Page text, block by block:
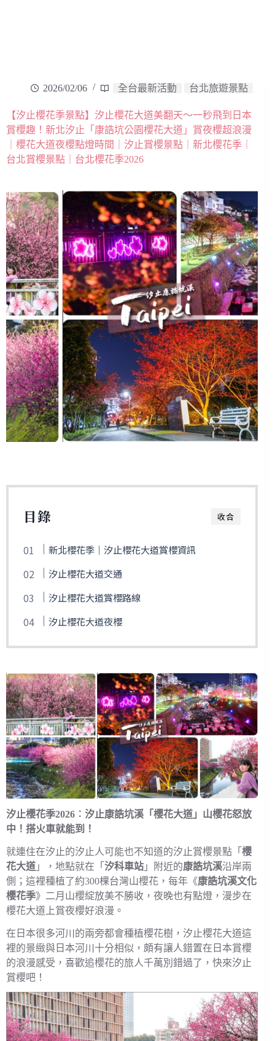
2026/02/06 全台最新活動 台北旅遊景點
【汐止櫻花季景點】汐止櫻花大道美翻天～一秒飛到日本
賞櫻趣！新北汐止「康誥坑公園櫻花大道」賞夜櫻超浪漫
｜櫻花大道夜櫻點燈時間｜汐止賞櫻景點｜新北櫻花季｜
台北賞櫻景點｜台北櫻花季2026
收合
目錄
新北櫻花季｜汐止櫻花大道賞櫻資訊
汐止櫻花大道交通
汐止櫻花大道賞櫻路線
汐止櫻花大道夜櫻
汐止櫻花季2026︰汐止康誥坑溪「櫻花大道」山櫻花怒放
中！搭火車就能到！
就連住在汐止的汐止人可能也不知道的汐止賞櫻景點「 櫻
花大道 」，地點就在「 汐科車站 」附近的康誥坑溪沿岸兩
側；這裡種植了約300棵台灣山櫻花，每年《康誥坑溪文化
櫻花季》二月山櫻綻放美不勝收，夜晚也有點燈，漫步在
櫻花大道上賞夜櫻好浪漫。
在日本很多河川的兩旁都會種植櫻花樹，汐止櫻花大道這
裡的景緻與日本河川十分相似，頗有讓人錯置在日本賞櫻
的浪漫感受，喜歡追櫻花的旅人千萬別錯過了，快來汐止
賞櫻吧！